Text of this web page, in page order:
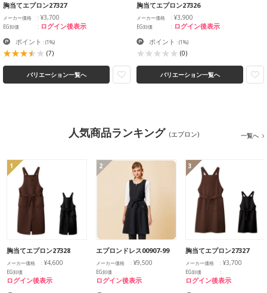
胸当てエプロン27327
メーカー価格 ¥3,700
EG卸価 ログイン後表示
ポイント :(1%)
(7)
バリエーション一覧へ
胸当てエプロン27326
メーカー価格 ¥3,900
EG卸価 ログイン後表示
ポイント :(1%)
(0)
バリエーション一覧へ
人気商品ランキング (エプロン) 一覧へ
1
胸当てエプロン27328
メーカー価格 ¥4,600
EG卸価
ログイン後表示
2
エプロンドレス00907-99
メーカー価格 ¥9,500
EG卸価
ログイン後表示
3
胸当てエプロン27327
メーカー価格 ¥3,700
EG卸価
ログイン後表示